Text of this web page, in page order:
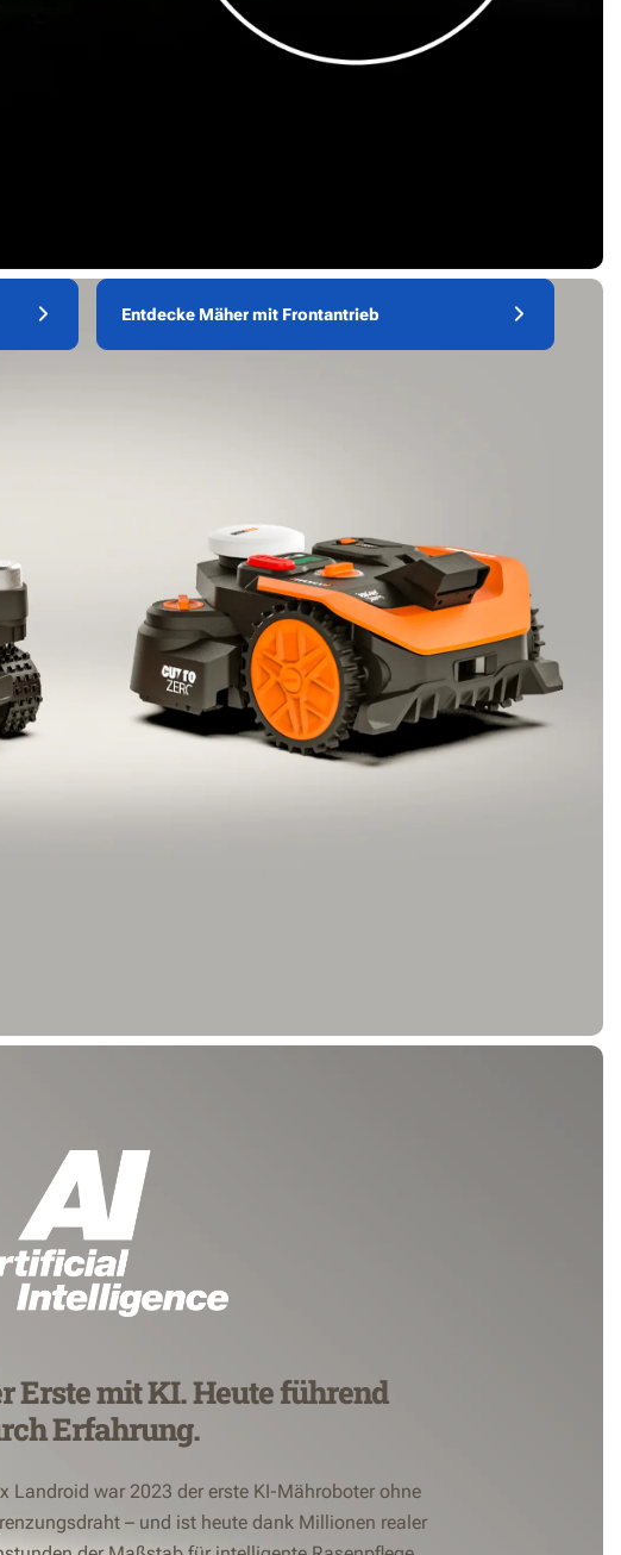
Entdecke Mäher mit Frontantrieb
Erste mit KI. Heute führend
Erfahrung.
Landroid war 2023 der erste KI-Mähroboter ohne
– und ist heute dank Millionen realer